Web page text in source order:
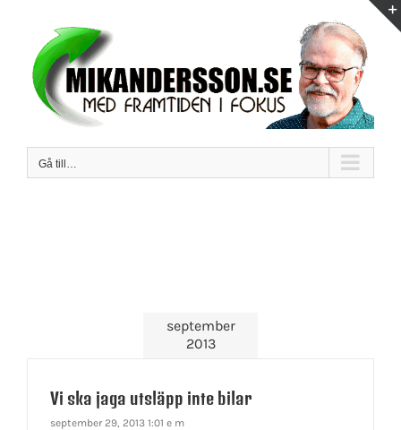
innehållet
Gå till…
september
2013
Vi ska jaga utsläpp inte bilar
september 29, 2013 1:01 e m